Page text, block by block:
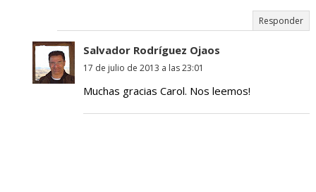
Responder
Salvador Rodríguez Ojaos
17 de julio de 2013 a las 23:01
Muchas gracias Carol. Nos leemos!